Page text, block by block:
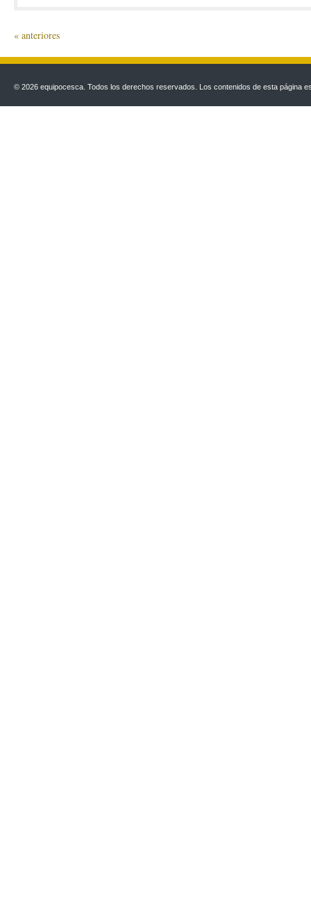
« anteriores
© 2026 equipocesca. Todos los derechos reservados. Los contenidos de esta página